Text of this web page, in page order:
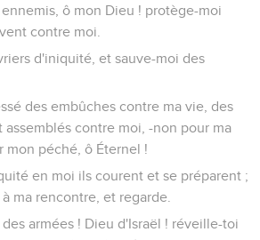
que mon peuple ne l'oublie ; fais-
et abats-les, ô Seigneur, notre
leur bouche, -la parole de leurs
dans leur orgueil, et à cause de la
qu'ils profèrent !
consume-les, et qu'ils ne soient
que Dieu domine en Jacob jusqu'aux
soir, ils hurleront comme un chien, et